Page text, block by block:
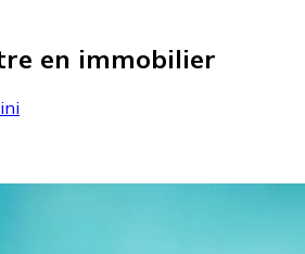
en immobilier